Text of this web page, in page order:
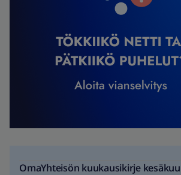
OmaYhteisön kuukausikirje